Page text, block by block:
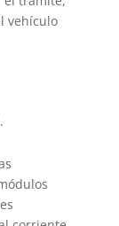
vehículo